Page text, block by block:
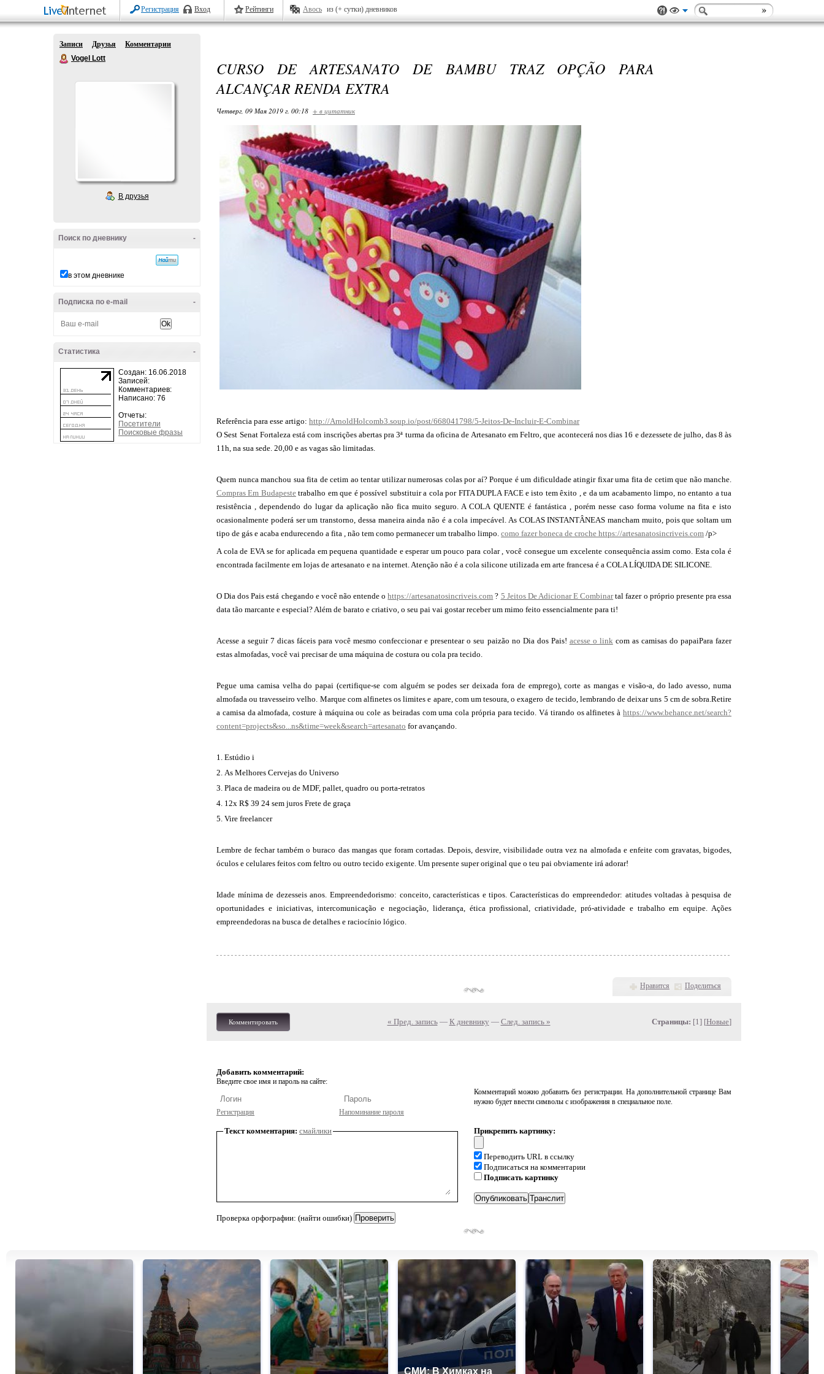
Регистрация Вход Рейтинги Авось из (+ сутки) дневников
Записи Друзья
Комментарии
Vogel Lott
В друзья
-
Поиск по дневнику
в этом дневнике
-
Подписка по e-mail
-
Статистика
Создан: 16.06.2018
Записей:
Комментариев:
Написано: 76
Отчеты:
Посетители
Поисковые фразы
CURSO DE ARTESANATO DE BAMBU TRAZ OPÇÃO PARA
ALCANÇAR RENDA EXTRA
Четверг, 09 Мая 2019 г. 00:18 + в цитатник
Referência para esse artigo: http://ArnoldHolcomb3.soup.io/post/668041798/5-Jeitos-De-Incluir-E-Combinar
O Sest Senat Fortaleza está com inscrições abertas pra 3ª turma da oficina de Artesanato em Feltro, que acontecerá nos dias 16 e dezessete de julho, das 8 às
11h, na sua sede. 20,00 e as vagas são limitadas.
Quem nunca manchou sua fita de cetim ao tentar utilizar numerosas colas por aí? Porque é um dificuldade atingir fixar uma fita de cetim que não manche.
Compras Em Budapestetrabalho em que é possível substituir a cola por FITA DUPLA FACE e isto tem êxito , e da um acabamento limpo, no entanto a tua
resistência , dependendo do lugar da aplicação não fica muito seguro. A COLA QUENTE é fantástica , porém nesse caso forma volume na fita e isto
ocasionalmente poderá ser um transtorno, dessa maneira ainda não é a cola impecável. As COLAS INSTANTÂNEAS mancham muito, pois que soltam um
tipo de gás e acaba endurecendo a fita , não tem como permanecer um trabalho limpo. como fazer boneca de croche https://artesanatosincriveis.com /p>
A cola de EVA se for aplicada em pequena quantidade e esperar um pouco para colar , você consegue um excelente consequência assim como. Esta cola é
encontrada facilmente em lojas de artesanato e na internet. Atenção não é a cola silicone utilizada em arte francesa é a COLA LÍQUIDA DE SILICONE.
O Dia dos Pais está chegando e você não entende ohttps://artesanatosincriveis.com ? 5 Jeitos De Adicionar E Combinartal fazer o próprio presente pra essa
data tão marcante e especial? Além de barato e criativo, o seu pai vai gostar receber um mimo feito essencialmente para ti!
Acesse a seguir 7 dicas fáceis para você mesmo confeccionar e presentear o seu paizão no Dia dos Pais! acesse o linkcom as camisas do papaiPara fazer
estas almofadas, você vai precisar de uma máquina de costura ou cola pra tecido.
Pegue uma camisa velha do papai (certifique-se com alguém se podes ser deixada fora de emprego), corte as mangas e visão-a, do lado avesso, numa
almofada ou travesseiro velho. Marque com alfinetes os limites e apare, com um tesoura, o exagero de tecido, lembrando de deixar uns 5 cm de sobra.Retire
a camisa da almofada, costure à máquina ou cole as beiradas com uma cola própria para tecido. Vá tirando os alfinetes à https://www.behance.net/search?
content=projects&so...ns&time=week&search=artesanato for avançando.
Estúdio i
As Melhores Cervejas do Universo
Placa de madeira ou de MDF, pallet, quadro ou porta-retratos
12x R$ 39 24 sem juros Frete de graça
Vire freelancer
Lembre de fechar também o buraco das mangas que foram cortadas. Depois, desvire, visibilidade outra vez na almofada e enfeite com gravatas, bigodes,
óculos e celulares feitos com feltro ou outro tecido exigente. Um presente super original que o teu pai obviamente irá adorar!
Idade mínima de dezesseis anos. Empreendedorismo: conceito, características e tipos. Características do empreendedor: atitudes voltadas à pesquisa de
oportunidades e iniciativas, intercomunicação e negociação, liderança, ética profissional, criatividade, pró-atividade e trabalho em equipe. Ações
empreendedoras na busca de detalhes e raciocínio lógico.
Нравится Поделиться
Комментировать « Пред. запись— К дневнику — След. запись » Страницы: [1] [Новые]
Добавить комментарий:
Введите свое имя и пароль на сайте:
Регистрация Напоминание пароля
Комментарий можно добавить без регистрации. На дополнительной странице Вам
нужно будет ввести символы с изображения в специальное поле.
Текст комментария: смайлики
Проверка орфографии: (найти ошибки)
Прикрепить картинку:
Переводить URL в ссылку
Подписаться на комментарии
Подписать картинку
СМИ: В Химках на